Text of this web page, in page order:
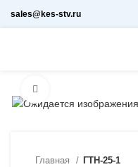
sales@kes-stv.ru
Главная ГТН-25-1